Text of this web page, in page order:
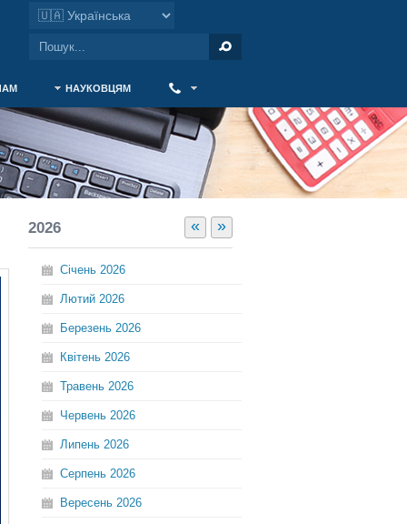
НАУКОВЦЯМ
« »
2026
Січень 2026
Лютий 2026
Березень 2026
Квітень 2026
Травень 2026
Червень 2026
Липень 2026
Серпень 2026
Вересень 2026